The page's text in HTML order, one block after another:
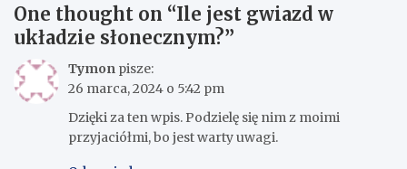
One thought on “Ile jest gwiazd w
układzie słonecznym?”
Tymon pisze:
26 marca, 2024 o 5:42 pm
Dzięki za ten wpis. Podzielę się nim z moimi
przyjaciółmi, bo jest warty uwagi.